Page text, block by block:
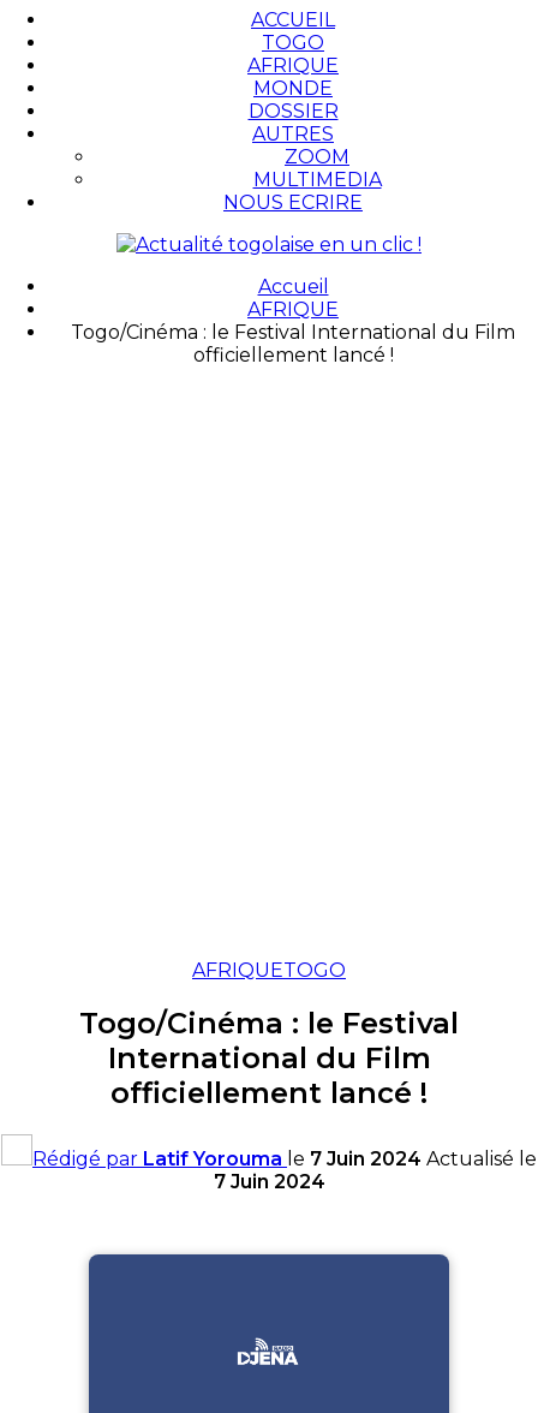
ACCUEIL
TOGO
AFRIQUE
MONDE
DOSSIER
AUTRES
ZOOM
MULTIMEDIA
NOUS ECRIRE
Accueil
AFRIQUE
Togo/Cinéma : le Festival International du Film
officiellement lancé !
AFRIQUETOGO
Togo/Cinéma : le Festival
International du Film
officiellement lancé !
Rédigé par Latif Yorouma le 7 Juin 2024 Actualisé le
7 Juin 2024